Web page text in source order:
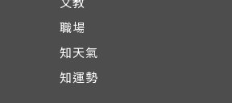
文教
職場
知天氣
知運勢